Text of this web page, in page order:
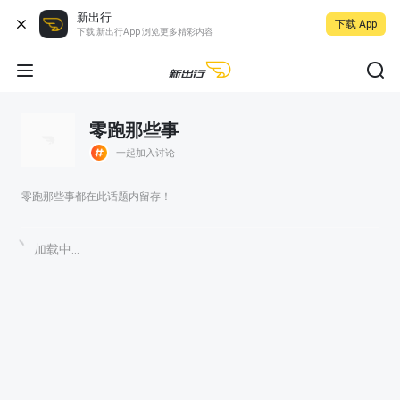
新出行
下载 新出行App 浏览更多精彩内容
下载 App
零跑那些事
一起加入讨论
零跑那些事都在此话题内留存！
加载中...